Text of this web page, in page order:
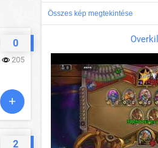
0
205
2
Összes kép megtekintése
Overkill